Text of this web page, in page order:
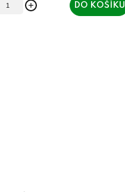
DO KOŠÍKU